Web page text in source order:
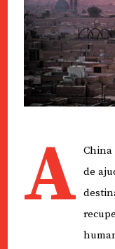
A China
de